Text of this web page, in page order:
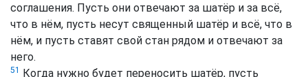
соглашения. Пусть они отвечают за шатёр и за всё,
что в нём, пусть несут священный шатёр и всё, что в
нём, и пусть ставят свой стан рядом и отвечают за
него.
51
Когда нужно будет переносить шатёр, пусть